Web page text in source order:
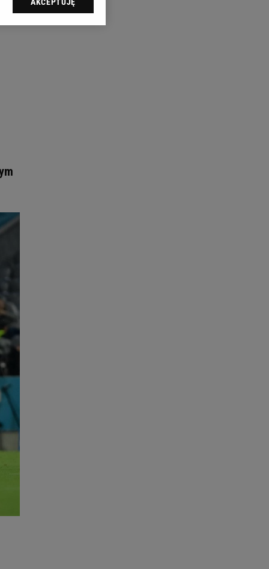
sp. z o.o., jej
swoje preferencje
celów identyfikacji.
reklam i treści,